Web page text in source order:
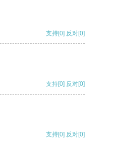
支持[0] 反对[0]
支持[0] 反对[0]
支持[0] 反对[0]